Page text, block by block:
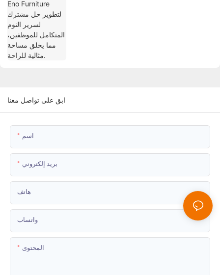
ابق على تواصل معنا
اسم
بريد إلكتروني
هاتف
واتساب
المحتوى